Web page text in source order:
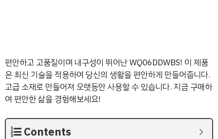
편안하고 고품질이며 내구성이 뛰어난 WQ06DDWBS! 이 제품
은 최신 기술을 적용하여 당신의 생활을 편안하게 만들어줍니다.
고급 소재로 만들어져 오랫동안 사용할 수 있습니다. 지금 구매하
여 편안한 삶을 경험해보세요!
Contents